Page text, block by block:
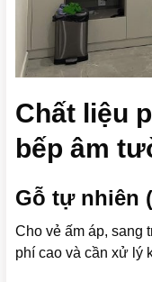
Chất liệu
bếp âm
Gỗ tự nhiên
Cho vẻ ấm áp, sang
phí cao và cần xử lý